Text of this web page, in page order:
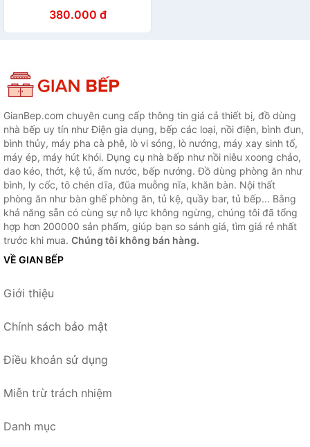
380.000 đ
GianBep.com chuyên cung cấp thông tin giá cả thiết bị, đồ dùng
nhà bếp uy tín như Điện gia dụng, bếp các loại, nồi điện, bình đun,
bình thủy, máy pha cà phê, lò vi sóng, lò nướng, máy xay sinh tố,
máy ép, máy hút khói. Dụng cụ nhà bếp như nồi niêu xoong chảo,
dao kéo, thớt, kệ tủ, ấm nước, bếp nướng. Đồ dùng phòng ăn như
bình, ly cốc, tô chén dĩa, đũa muỗng nĩa, khăn bàn. Nội thất
phòng ăn như bàn ghế phòng ăn, tủ kệ, quầy bar, tủ bếp... Bằng
khả năng sẵn có cùng sự nỗ lực không ngừng, chúng tôi đã tổng
hợp hơn 200000 sản phẩm, giúp bạn so sánh giá, tìm giá rẻ nhất
trước khi mua. Chúng tôi không bán hàng.
VỀ GIAN BẾP
Giới thiệu
Chính sách bảo mật
Điều khoản sử dụng
Miễn trừ trách nhiệm
Danh mục